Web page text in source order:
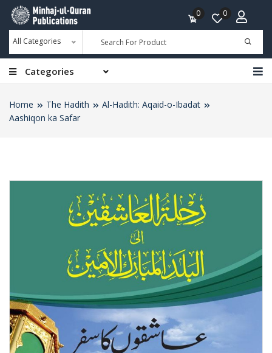
All Categories
0 0
Categories
Home The Hadith
Al-Hadith: Aqaid-o-Ibadat
Aashiqon ka Safar